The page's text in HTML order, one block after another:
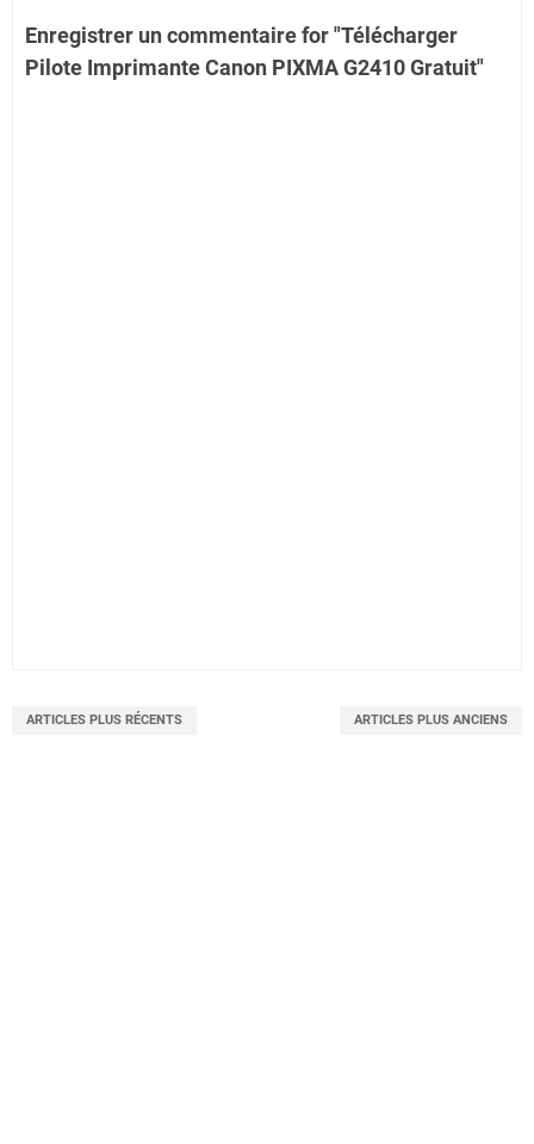
Enregistrer un commentaire for "Télécharger
Pilote Imprimante Canon PIXMA G2410 Gratuit"
ARTICLES PLUS RÉCENTS ARTICLES PLUS ANCIENS